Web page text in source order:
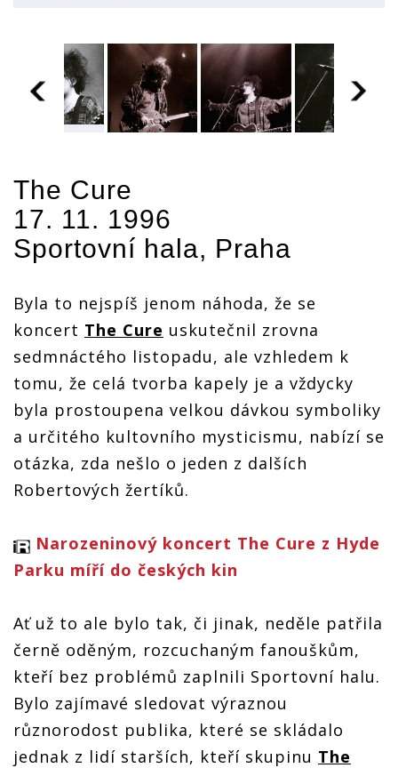
koncertu
poprvé v
Čechách v
roce 1996
RETRO:
koncertu
The Cure
roce 1996
The Cure
poprvé v
roce 1996
The Cure
17. 11. 1996
Sportovní hala, Praha
Byla to nejspíš jenom náhoda, že se
koncert The Cure uskutečnil zrovna
sedmnáctého listopadu, ale vzhledem k
tomu, že celá tvorba kapely je a vždycky
byla prostoupena velkou dávkou symboliky
a určitého kultovního mysticismu, nabízí se
otázka, zda nešlo o jeden z dalších
Robertových žertíků.
Narozeninový koncert The Cure z Hyde
Parku míří do českých kin
Ať už to ale bylo tak, či jinak, neděle patřila
černě oděným, rozcuchaným fanouškům,
kteří bez problémů zaplnili Sportovní halu.
Bylo zajímavé sledovat výraznou
různorodost publika, které se skládalo
jednak z lidí starších, kteří skupinu The